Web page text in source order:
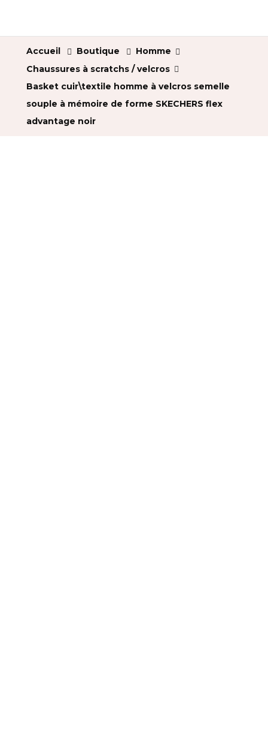
Accueil Boutique
Homme
Chaussures à scratchs / velcros
Basket cuir\textile homme à velcros semelle
souple à mémoire de forme SKECHERS flex
advantage noir